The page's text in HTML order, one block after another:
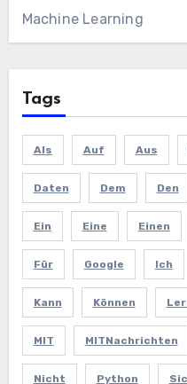
Machine Learning
Tags
Als Auf Aus
Daten Dem Den
Ein Eine Einen
Für Google Ich
Kann Können
MIT MITNachrichten
Nicht Python